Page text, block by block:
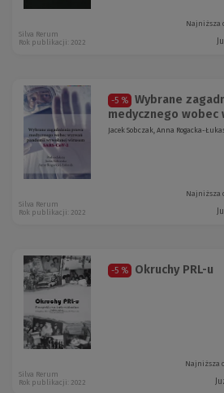
Najniższa
Silva Rerum
Rok publikacji: 2022
-5 %
Wybrane
medycznego wobec
Jacek Sobczak, Anna Rogacka-
Najniższa
Silva Rerum
Rok publikacji: 2022
-5 % Okruchy PRL-u
Najniższa
Silva Rerum
Rok publikacji: 2022